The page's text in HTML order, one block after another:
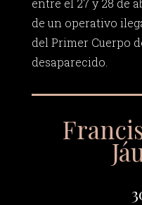
entre el 27 y 28 de
de un operativo
del Primer Cuerpo
desaparecido.